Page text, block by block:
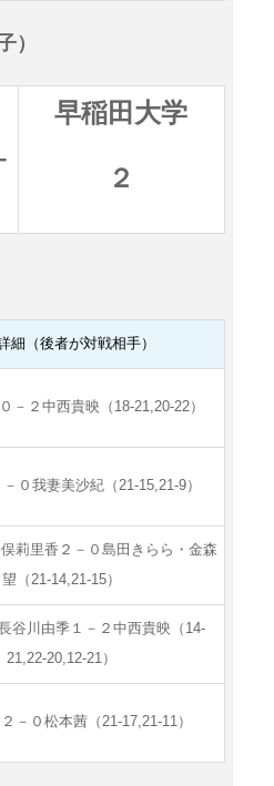
）
早稲田大学
２
細（後者が対戦相手）
－２中西貴映（18-21,20-22）
０我妻美沙紀（21-15,21-9）
莉里香２－０島田きらら・金森
望（21-14,21-15）
谷川由季１－２中西貴映（14-
21,22-20,12-21）
－０松本茜（21-17,21-11）